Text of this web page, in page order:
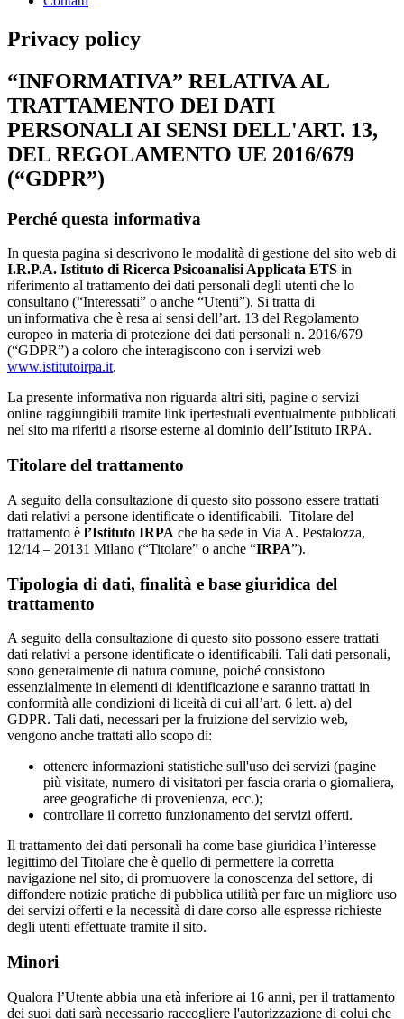
Privacy policy
“INFORMATIVA” RELATIVA AL
TRATTAMENTO DEI DATI
PERSONALI AI SENSI DELL'ART. 13,
DEL REGOLAMENTO UE 2016/679
(“GDPR”)
Perché questa informativa
In questa pagina si descrivono le modalità di gestione del sito web di
I.R.P.A. Istituto di Ricerca Psicoanalisi Applicata ETS in
riferimento al trattamento dei dati personali degli utenti che lo
consultano (“Interessati” o anche “Utenti”). Si tratta di
un'informativa che è resa ai sensi dell’art. 13 del Regolamento
europeo in materia di protezione dei dati personali n. 2016/679
(“GDPR”) a coloro che interagiscono con i servizi web
www.istitutoirpa.it.
La presente informativa non riguarda altri siti, pagine o servizi
online raggiungibili tramite link ipertestuali eventualmente pubblicati
nel sito ma riferiti a risorse esterne al dominio dell’Istituto IRPA.
Titolare del trattamento
A seguito della consultazione di questo sito possono essere trattati
dati relativi a persone identificate o identificabili. Titolare del
trattamento è l’Istituto IRPA che ha sede in Via A. Pestalozza,
12/14 – 20131 Milano (“Titolare” o anche “IRPA”).
Tipologia di dati, finalità e base giuridica del
trattamento
A seguito della consultazione di questo sito possono essere trattati
dati relativi a persone identificate o identificabili. Tali dati personali,
sono generalmente di natura comune, poiché consistono
essenzialmente in elementi di identificazione e saranno trattati in
conformità alle condizioni di liceità di cui all’art. 6 lett. a) del
GDPR. Tali dati, necessari per la fruizione del servizio web,
vengono anche trattati allo scopo di:
ottenere informazioni statistiche sull'uso dei servizi (pagine
più visitate, numero di visitatori per fascia oraria o giornaliera,
aree geografiche di provenienza, ecc.);
controllare il corretto funzionamento dei servizi offerti.
Il trattamento dei dati personali ha come base giuridica l’interesse
legittimo del Titolare che è quello di permettere la corretta
navigazione nel sito, di promuovere la conoscenza del settore, di
diffondere notizie pratiche di pubblica utilità per fare un migliore uso
dei servizi offerti e la necessità di dare corso alle espresse richieste
degli utenti effettuate tramite il sito.
Minori
Qualora l’Utente abbia una età inferiore ai 16 anni, per il trattamento
dei suoi dati sarà necessario raccogliere l'autorizzazione di colui che